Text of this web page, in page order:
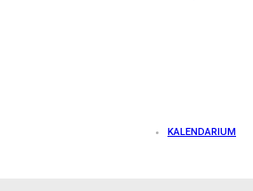
KALENDARIUM